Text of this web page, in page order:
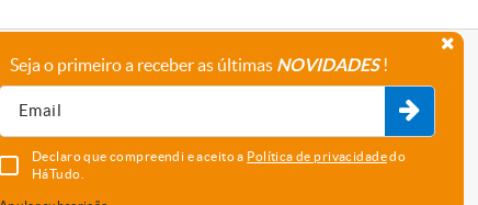
A empresa
Parceiros
Seja o primeiro a receber as últimas NOVIDADES!
Declaro que compreendi e aceito a Política de privacidadedo
HáTudo.